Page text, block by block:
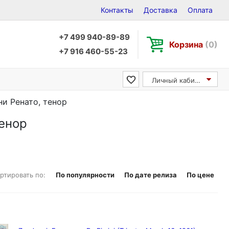
Контакты Доставка Оплата
+7 499 940-89-89
+7 916 460-55-23
Корзина (0)
Личный кабинет
Ренато, тенор
по: По популярности По дате релиза По цене